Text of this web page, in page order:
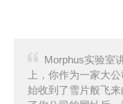
Morphus实验室
上，你作为一家大
始收到了雪片般飞